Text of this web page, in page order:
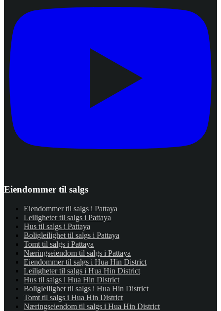
Eiendommer til salgs
Eiendommer til salgs i Pattaya
Leiligheter til salgs i Pattaya
Hus til salgs i Pattaya
Boligleilighet til salgs i Pattaya
Tomt til salgs i Pattaya
Næringseiendom til salgs i Pattaya
Eiendommer til salgs i Hua Hin District
Leiligheter til salgs i Hua Hin District
Hus til salgs i Hua Hin District
Boligleilighet til salgs i Hua Hin District
Tomt til salgs i Hua Hin District
Næringseiendom til salgs i Hua Hin District